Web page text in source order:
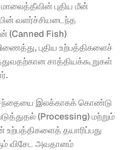
புதிய மீன்
வளர்ச்சியடைந்த
(Canned Fish)
புதிய உற்பத்திகளைச்
சாத்தியக்கூறுகள்
சந்தையை இலக்காகக் கொண்டு
(Processing) மற்றும்
உற்பத்திகளைத் தயாரிப்பது
விசேட அவதானம்